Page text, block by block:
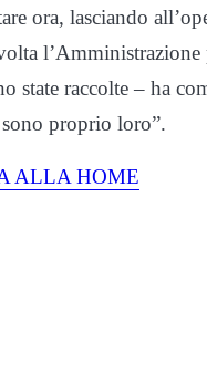
ora, lasciando
state raccolte – ha
sono proprio loro”.
ALLA HOME